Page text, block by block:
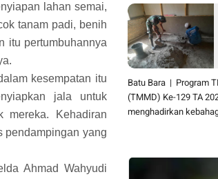
lahan semai,
tanam padi, benih
itu pertumbuhannya
kesempatan itu
jala untuk
mereka. Kehadiran
pendampingan yang
Ahmad Wahyudi
Batu Bara | Program
(TMMD) Ke-129 TA
menghadirkan